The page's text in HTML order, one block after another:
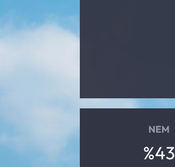
NEM
%43
Yargı Kararları